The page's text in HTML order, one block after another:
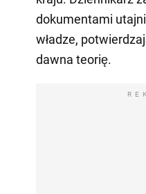
dokumentami
władze,
dawna teorię.